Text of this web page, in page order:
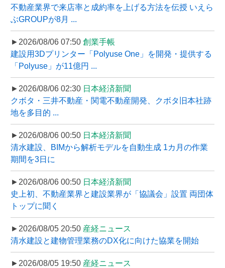
不動産業界で来店率と成約率を上げる方法を伝授 いえら
ぶGROUPが8月 ...
►2026/08/06 07:50 創業手帳
建設用3Dプリンター「Polyuse One」を開発・提供する
「Polyuse」が11億円 ...
►2026/08/06 02:30 日本経済新聞
クボタ・三井不動産・関電不動産開発、クボタ旧本社跡
地を多目的 ...
►2026/08/06 00:50 日本経済新聞
清水建設、BIMから解析モデルを自動生成 1カ月の作業
期間を3日に
►2026/08/06 00:50 日本経済新聞
史上初、不動産業界と建設業界が「協議会」設置 両団体
トップに聞く
►2026/08/05 20:50 産経ニュース
清水建設と建物管理業務のDX化に向けた協業を開始
►2026/08/05 19:50 産経ニュース